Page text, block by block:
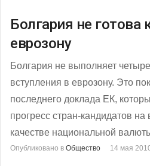
Болгария не готова
еврозону
Болгария не выполняет
вступления в еврозону. Это
последнего доклада ЕК,
прогресс стран-кандидатов
качестве национальной
Опубликовано в Общество 14 мая